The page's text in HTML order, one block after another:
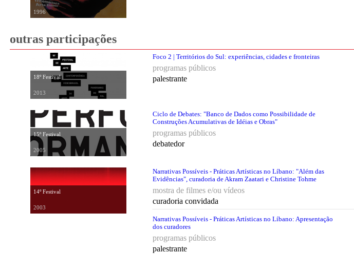
1996
outras participações
18º Festival
2013
Foco 2 | Territórios do Sul: experiências, cidades e fronteiras
programas públicos
palestrante
15º Festival
2005
Ciclo de Debates: "Banco de Dados como Possibilidade de
Construções Acumulativas de Idéias e Obras"
programas públicos
debatedor
14º Festival
2003
Narrativas Possíveis - Práticas Artísticas no Líbano: "Além das
Evidências", curadoria de Akram Zaatari e Christine Tohme
mostra de filmes e/ou vídeos
curadoria convidada
Narrativas Possíveis - Práticas Artísticas no Líbano: Apresentação
dos curadores
programas públicos
palestrante